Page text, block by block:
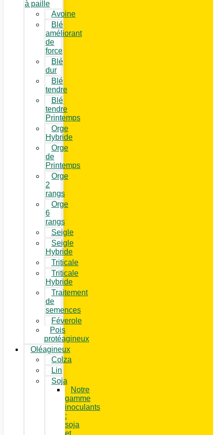
à paille
Avoine
Blé
améliorant
de
force
Blé
dur
Blé
tendre
Blé
tendre
Printemps
Orge
Hybride
Orge
de
Printemps
Orge
2
rangs
Orge
6
rangs
Seigle
Seigle
Hybride
Triticale
Triticale
Hybride
Traitement
de
semences
Féverole
Pois
protéagineux
Oléagineux
Colza
Lin
Soja
Notre
gamme
inoculants
:
soja
et